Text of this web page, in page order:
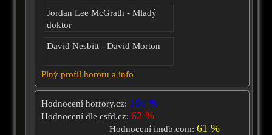
Jordan Lee McGrath - Mladý
doktor
David Nesbitt - David Morton
Plný profil hororu a info
Hodnocení horrory.cz: 100 %
Hodnocení dle csfd.cz: 62 %
Hodnocení imdb.com:61 %